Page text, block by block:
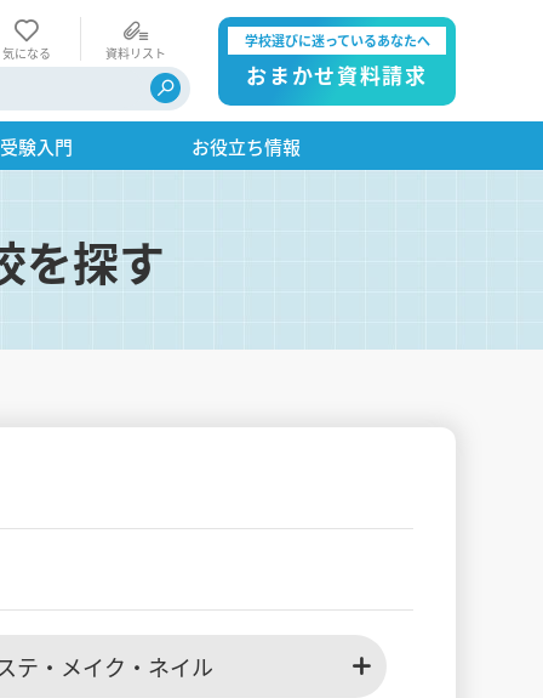
気になる 資料リスト
学校選びに迷っているあなたへ
おまかせ資料請求
験入門 お役立ち情報
を探す
テ・メイク・ネイル